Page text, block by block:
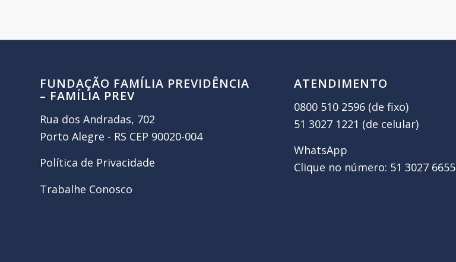
FUNDAÇÃO FAMÍLIA PREVIDÊNCIA
– FAMÍLIA PREV
Rua dos Andradas, 702
Porto Alegre - RS CEP 90020-004
Política de Privacidade
Trabalhe Conosco
ATENDIMENTO
0800 510 2596 (de fixo)
51 3027 1221 (de celular)
WhatsApp
Clique no número: 51 3027 6655